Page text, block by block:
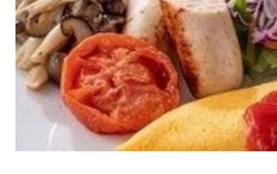
により食事内容、営業時
ざいます
・12歳以下のお子様の添